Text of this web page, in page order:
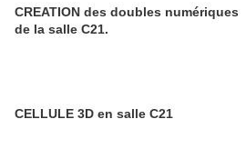
CREATION des doubles numériques
de la salle C21.
CELLULE 3D en salle C21